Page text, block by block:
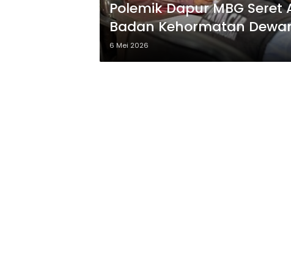
Polemik Dapur MBG
Badan Kehormatan
6 Mei 2026